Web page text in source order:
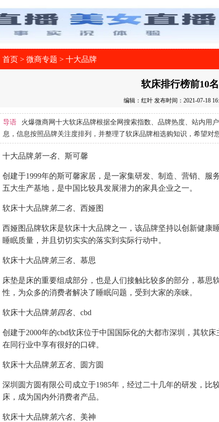
首页 > 微商专题 > 十大品牌
软床排行榜前10名
编辑：红叶 发布时间：2021-07-18
导语
火爆微商网十大软床品牌根据全网搜索指数、品牌热度、站内用
息，信息按照品牌关注度排列，并整理了软床品牌相选购知识，希望对
十大品牌第一名、 斯可馨
创建于1999年的斯可馨家居，是一家集研发、制造、营销、服
五大生产基地，是中国比较具发展潜力的家具企业之一。
软床十大品牌第二名、 西娅图
西娅图品牌软床是软床十大品牌之一，该品牌坚持以创新健康
睡眠质量，并且切切实实的落实到实际行动中。
软床十大品牌第三名、 慕思
床垫是床的重要组成部分，也是人们接触比较多的部分，慕思
性，为众多的消费者解决了睡眠问题，受到大家的亲睐。
软床十大品牌第四名、 cbd
创建于2000年的cbd软床位于中国国际化的大都市深圳，其软
在同行业中享有很好的口碑。
软床十大品牌第五名、 圆方圆
深圳圆方圆有限公司成立于1985年，经过二十几年的研发，比
床，成为国内外消费者产品。
软床十大品牌第六名、 美神